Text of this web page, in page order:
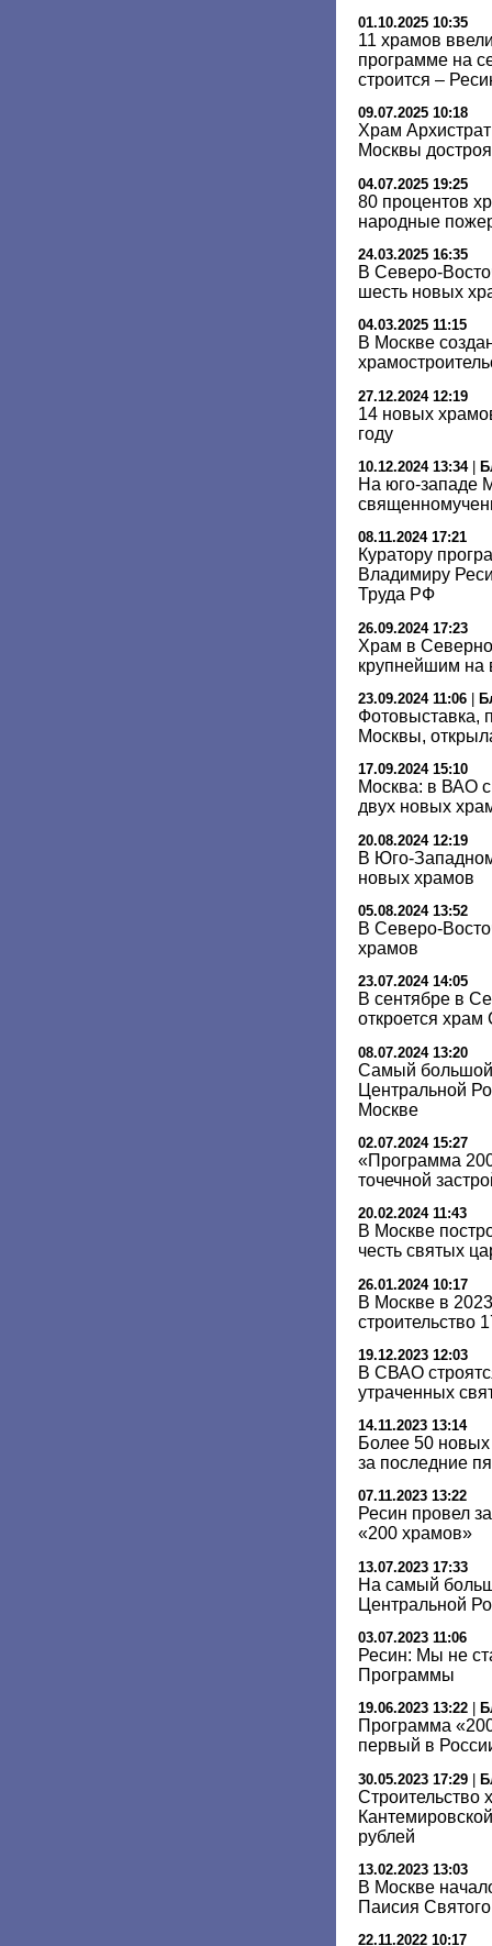
01.10.2025 10:35
11 храмов
программе на
строится –
09.07.2025 10:18
Храм
Москвы
04.07.2025 19:25
80 процентов
народные
24.03.2025 16:35
В Северо-
шесть новых
04.03.2025 11:15
В Москве
27.12.2024 12:19
14 новых
году
10.12.2024 13:34|
На юго-западе
08.11.2024 17:21
Куратору
Владимиру
Труда РФ
26.09.2024 17:23
Храм в
крупнейшим на
23.09.2024 11:06
Фотовыставка,
Москвы,
17.09.2024 15:10
Москва: в ВАО
двух новых
20.08.2024 12:19
В Юго-
новых храмов
05.08.2024 13:52
В Северо-
храмов
23.07.2024 14:05
В сентябре в
откроется
08.07.2024 13:20
Самый
Центральной
Москве
02.07.2024 15:27
«Программа
точечной
20.02.2024 11:43
В Москве
честь святых
26.01.2024 10:17
В Москве в
строительство
19.12.2023 12:03
В СВАО
утраченных
14.11.2023 13:14
Более 50
за последние
07.11.2023 13:22
Ресин провел
«200 храмов»
13.07.2023 17:33
На самый
Центральной
03.07.2023 11:06
Ресин: Мы не
Программы
19.06.2023 13:22
Программа
первый в
30.05.2023 17:29
Строительство
рублей
13.02.2023 13:03
В Москве
Паисия
22.11.2022 10:17